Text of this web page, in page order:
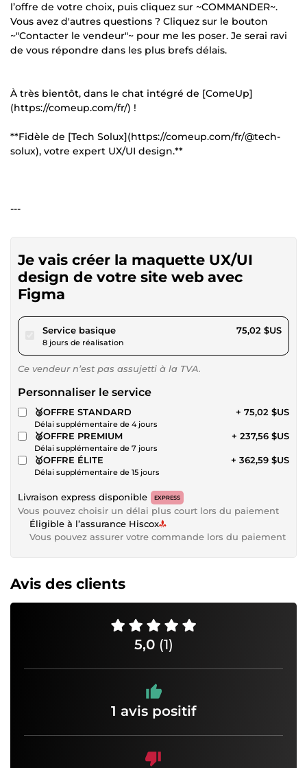
l’offre de votre choix, puis cliquez sur ~COMMANDER~.
Vous avez d'autres questions ? Cliquez sur le bouton
~"Contacter le vendeur"~ pour me les poser. Je serai ravi
de vous répondre dans les plus brefs délais.
À très bientôt, dans le chat intégré de [ComeUp]
(https://comeup.com/fr/) !
**Fidèle de [Tech Solux](https://comeup.com/fr/@tech-
solux), votre expert UX/UI design.**
---
Je vais créer la maquette UX/UI
design de votre site web avec
Figma
Service basiquepour 69,14 $US
8 jours de réalisation
75,02 $US
Ce vendeur n’est pas assujetti à la TVA.
Personnaliser le service
🥉OFFRE STANDARD
Délai supplémentaire de 4 jours
+ 75,02 $US
🥈OFFRE PREMIUM
Délai supplémentaire de 7 jours
+ 237,56 $US
🥇OFFRE ÉLITE
Délai supplémentaire de 15 jours
+ 362,59 $US
Livraison express disponible EXPRESS
Vous pouvez choisir un délai plus court lors du paiement
Éligible à l’assurance Hiscox
Vous pouvez assurer votre commande lors du paiement
Avis des clients
5,0 (1)
1 avis positif